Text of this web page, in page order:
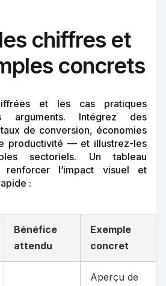
chiffres et
concrets
et les cas pratiques
arguments. Intégrez des
de conversion, économies
productivité — et illustrez-les
sectoriels. Un tableau
renforcer l’impact visuel et
:
Bénéfice
attendu
Exemple
concret
Aperçu de